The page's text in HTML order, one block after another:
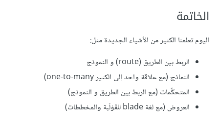
الخاتمة
اليوم تعلمنا الكثير من الأشياء الجديدة مثل:
الربط بين الطريق (route) و النموذج
النماذج (مع علاقة واحد إلى الكثير one-to-many)
المتحكِّمات (مع الربط بين الطريق و النموذج)
العروض (مع لغة blade للقَوْلَبة والمخططات)